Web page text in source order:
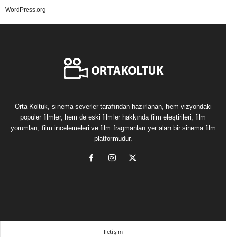
WordPress.org
Orta Koltuk, sinema severler tarafından hazırlanan, hem vizyondaki
popüler filmler, hem de eski filmler hakkında film eleştirileri, film
yorumları, film incelemeleri ve film fragmanları yer alan bir sinema film
platformudur.
İletişim